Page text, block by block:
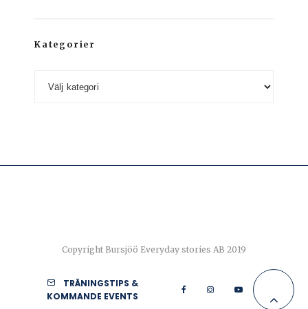
Kategorier
Copyright Bursjöö Everyday stories AB 2019
TRÄNINGSTIPS &
KOMMANDE EVENTS